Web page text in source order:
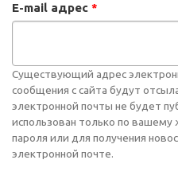
E-mail адрес *
Существующий адрес
сообщения с сайта будут
электронной почты не будет
использован только по
пароля или для получения
электронной почте.